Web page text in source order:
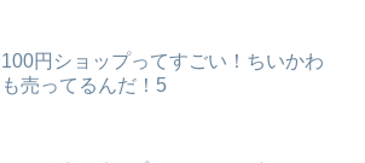
100円ショップってすごい！ちいかわ
も売ってるんだ！5